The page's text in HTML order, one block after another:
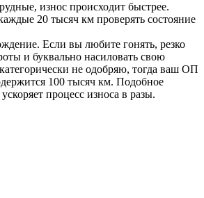
износ происходит быстрее.
20 тысяч км проверять состояние
Если вы любите гонять, резко
и буквально насиловать свою
не одобряю, тогда ваш ОП
100 тысяч км. Подобное
процесс износа в разы.